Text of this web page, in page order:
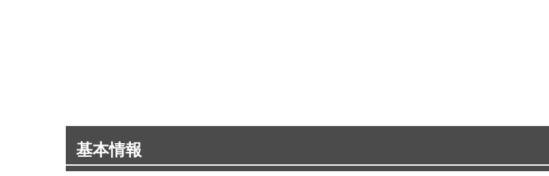
基本情報